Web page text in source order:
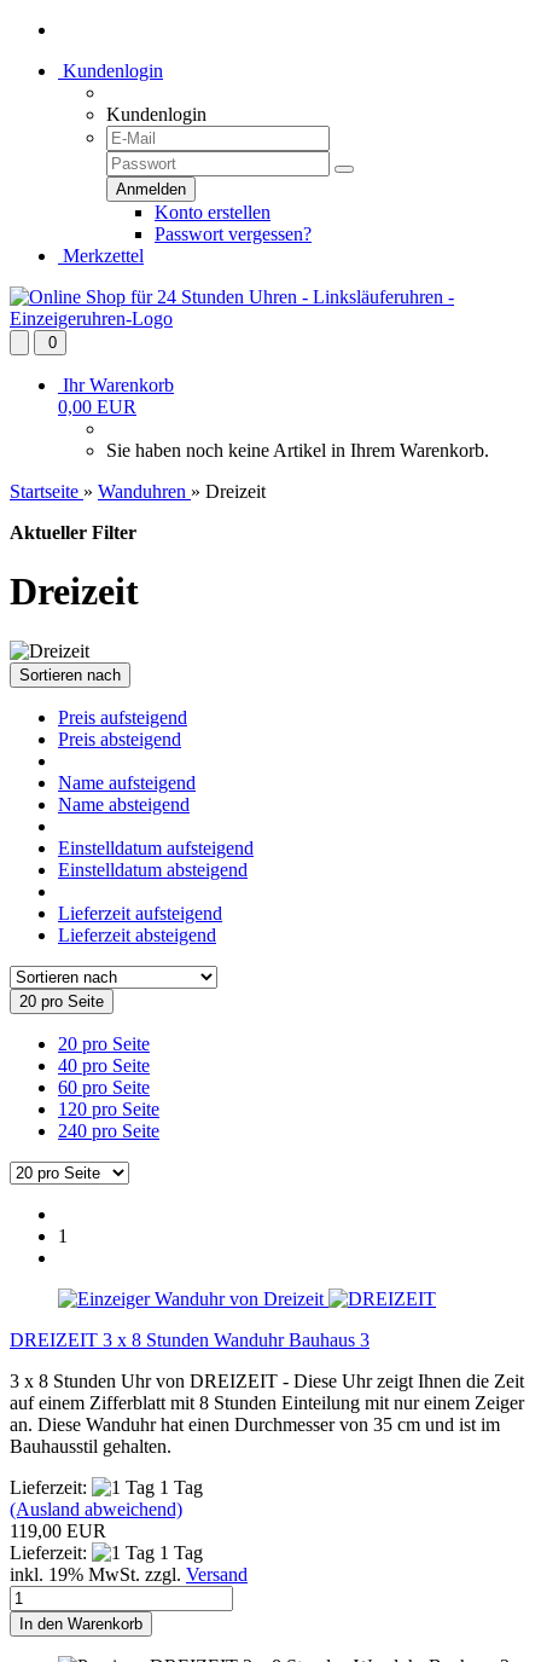
Kundenlogin
Kundenlogin
Konto erstellen
Passwort vergessen?
Merkzettel
0
Ihr Warenkorb
0,00 EUR
Sie haben noch keine Artikel in Ihrem Warenkorb.
Startseite » Wanduhren » Dreizeit
Aktueller Filter
Dreizeit
Sortieren nach
Preis aufsteigend
Preis absteigend
Name aufsteigend
Name absteigend
Einstelldatum aufsteigend
Einstelldatum absteigend
Lieferzeit aufsteigend
Lieferzeit absteigend
20 pro Seite
20 pro Seite
40 pro Seite
60 pro Seite
120 pro Seite
240 pro Seite
1
DREIZEIT 3 x 8 Stunden Wanduhr Bauhaus 3
3 x 8 Stunden Uhr von DREIZEIT - Diese Uhr zeigt Ihnen die Zeit
auf einem Zifferblatt mit 8 Stunden Einteilung mit nur einem Zeiger
an. Diese Wanduhr hat einen Durchmesser von 35 cm und ist im
Bauhausstil gehalten.
Lieferzeit:
1 Tag
(Ausland abweichend)
119,00 EUR
Lieferzeit:
1 Tag
inkl. 19% MwSt. zzgl. Versand
In den Warenkorb